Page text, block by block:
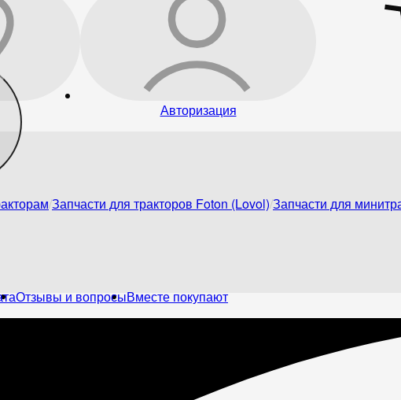
Авторизация
Запчасти для тракторов Foton (Lovol) Запчасти для
Отзывы и вопросыВместе покупают